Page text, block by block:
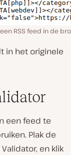
RSS feed in de
in het originele
een feed te
Plak de
en klik